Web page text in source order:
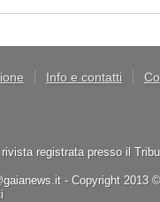
Info e contatti
registrata presso il
- Copyright 2013